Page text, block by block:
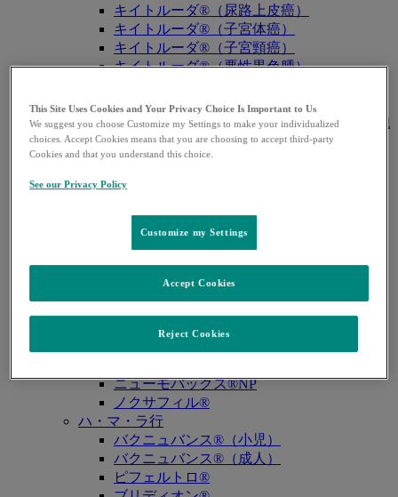
キイトルーダ®（尿路上皮癌）
キイトルーダ®（子宮体癌）
キイトルーダ®（子宮頸癌）
キイトルーダ®（悪性黒色腫）
腫）
キイトルーダ®（原発性縦隔大細胞型B細胞
リンパ腫（PMBCL））
キイトルーダ®（MSI-High固形癌）
キイトルーダ®（MSI-High結腸・直腸癌）
キャップバックス®
キュビシン®
サ・タ・ナ行
シベクトロ®
シルガード®9
ニューモバックス®NP
ノクサフィル®
ハ・マ・ラ行
バクニュバンス®（小児）
バクニュバンス®（成人）
ピフェルトロ®
This Site Uses Cookies and Your Privacy Choice Is Important to Us
We suggest you choose Customize my Settings to make your individualized
choices. Accept Cookies means that you are choosing to accept third-party
Cookies and that you understand this choice.
See our Privacy Policy
Customize my Settings
Reject Cookies
Accept Cookies